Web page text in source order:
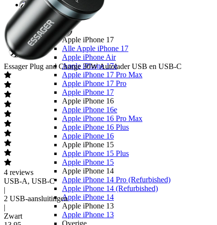
Telefoons
Alle telefoons
Merken
Apple
Apple iPhone 17
Alle Apple iPhone 17
Apple iPhone Air
Apple iPhone 17e
Apple iPhone 17 Pro Max
Apple iPhone 17 Pro
Apple iPhone 17
Apple iPhone 16
Apple iPhone 16e
Apple iPhone 16 Pro Max
Apple iPhone 16 Plus
Apple iPhone 16
Apple iPhone 15
Apple iPhone 15 Plus
Apple iPhone 15
Apple iPhone 14
Apple iPhone 14 Pro (Refurbished)
Apple iPhone 14 (Refurbished)
Apple iPhone 14
Apple iPhone 13
Apple iPhone 13
Overige
Essager Plug and Charge 30W Autolader USB en USB-C
4 reviews
USB-A, USB-C
|
2 USB-aansluitingen
|
Zwart